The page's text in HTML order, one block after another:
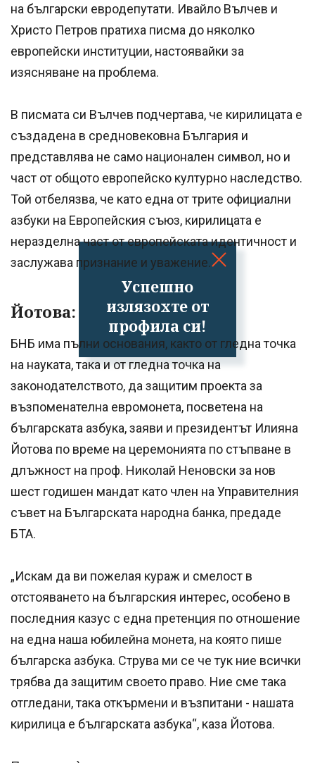
Успешно
излязохте от
профила си!
на български евродепутати. Ивайло Вълчев и
Христо Петров пратиха писма до няколко
европейски институции, настоявайки за
изясняване на проблема.
В писмата си Вълчев подчертава, че кирилицата е
създадена в средновековна България и
представлява не само национален символ, но и
част от общото европейско културно наследство.
Той отбелязва, че като една от трите официални
азбуки на Европейския съюз, кирилицата е
неразделна част от европейската идентичност и
заслужава признание и уважение.
Йотова:
БНБ има пълни основания, както от гледна точка
на науката, така и от гледна точка на
законодателството, да защитим проекта за
възпоменателна евромонета, посветена на
българската азбука, заяви и президентът Илияна
Йотова по време на церемонията по стъпване в
длъжност на проф. Николай Неновски за нов
шест годишен мандат като член на Управителния
съвет на Българската народна банка, предаде
БТА.
„Искам да ви пожелая кураж и смелост в
отстояването на българския интерес, особено в
последния казус с една претенция по отношение
на една наша юбилейна монета, на която пише
българска азбука. Струва ми се че тук ние всички
трябва да защитим своето право. Ние сме така
отгледани, така откърмени и възпитани - нашата
кирилица е българската азбука“, каза Йотова.